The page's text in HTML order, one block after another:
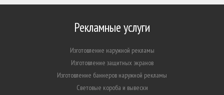
Рекламные услуги
Изготовление наружной рекламы
Изготовление защитных экранов
Изготовление баннеров наружной рекламы
Световые короба и вывески